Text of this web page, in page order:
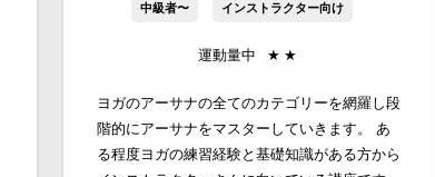
中級者〜 インストラクター向け
運動量中 ★ ★
ヨガのアーサナの全てのカテゴリーを網羅し段
階的にアーサナをマスターしていきます。 あ
る程度ヨガの練習経験と基礎知識がある方から